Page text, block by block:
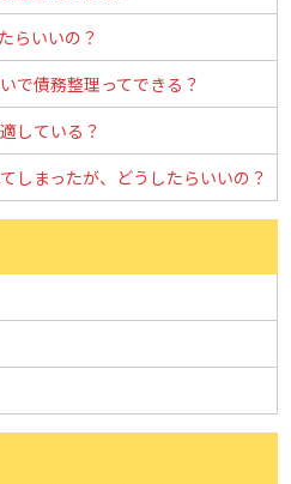
らいいの？
で債務整理ってできる？
している？
しまったが、どうしたらいいの？